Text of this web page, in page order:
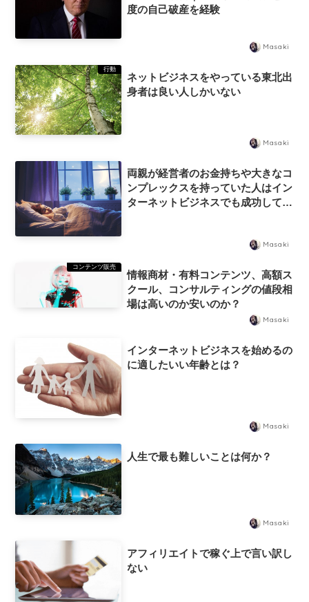
度の自己破産を経験
Masaki
行動
ネットビジネスをやっている東北出
身者は良い人しかいない
Masaki
両親が経営者のお金持ちや大きなコ
ンプレックスを持っていた人はイン
ターネットビジネスでも成功してい
Masaki
コンテンツ販売
情報商材・有料コンテンツ、高額ス
クール、コンサルティングの値段相
場は高いのか安いのか？
Masaki
インターネットビジネスを始めるの
に適したいい年齢とは？
Masaki
人生で最も難しいことは何か？
Masaki
アフィリエイトで稼ぐ上で言い訳し
ない